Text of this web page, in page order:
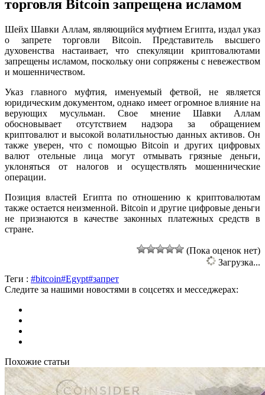
торговля Bitcoin запрещена исламом
Шейх Шавки Аллам, являющийся муфтием Египта, издал указ
о запрете торговли Bitcoin. Представитель высшего
духовенства настаивает, что спекуляции криптовалютами
запрещены исламом, поскольку они сопряжены с невежеством
и мошенничеством.
Указ главного муфтия, именуемый фетвой, не является
юридическим документом, однако имеет огромное влияние на
верующих мусульман. Свое мнение Шавки Аллам
обосновывает отсутствием надзора за обращением
криптовалют и высокой волатильностью данных активов. Он
также уверен, что с помощью Bitcoin и других цифровых
валют отельные лица могут отмывать грязные деньги,
уклоняться от налогов и осуществлять мошеннические
операции.
Позиция властей Египта по отношению к криптовалютам
также остается неизменной. Bitcoin и другие цифровые деньги
не признаются в качестве законных платежных средств в
стране.
(Пока оценок нет)
Загрузка...
Теги : #bitcoin#Egypt#запрет
Следите за нашими новостями в соцсетях и месседжерах:
Похожие статьи